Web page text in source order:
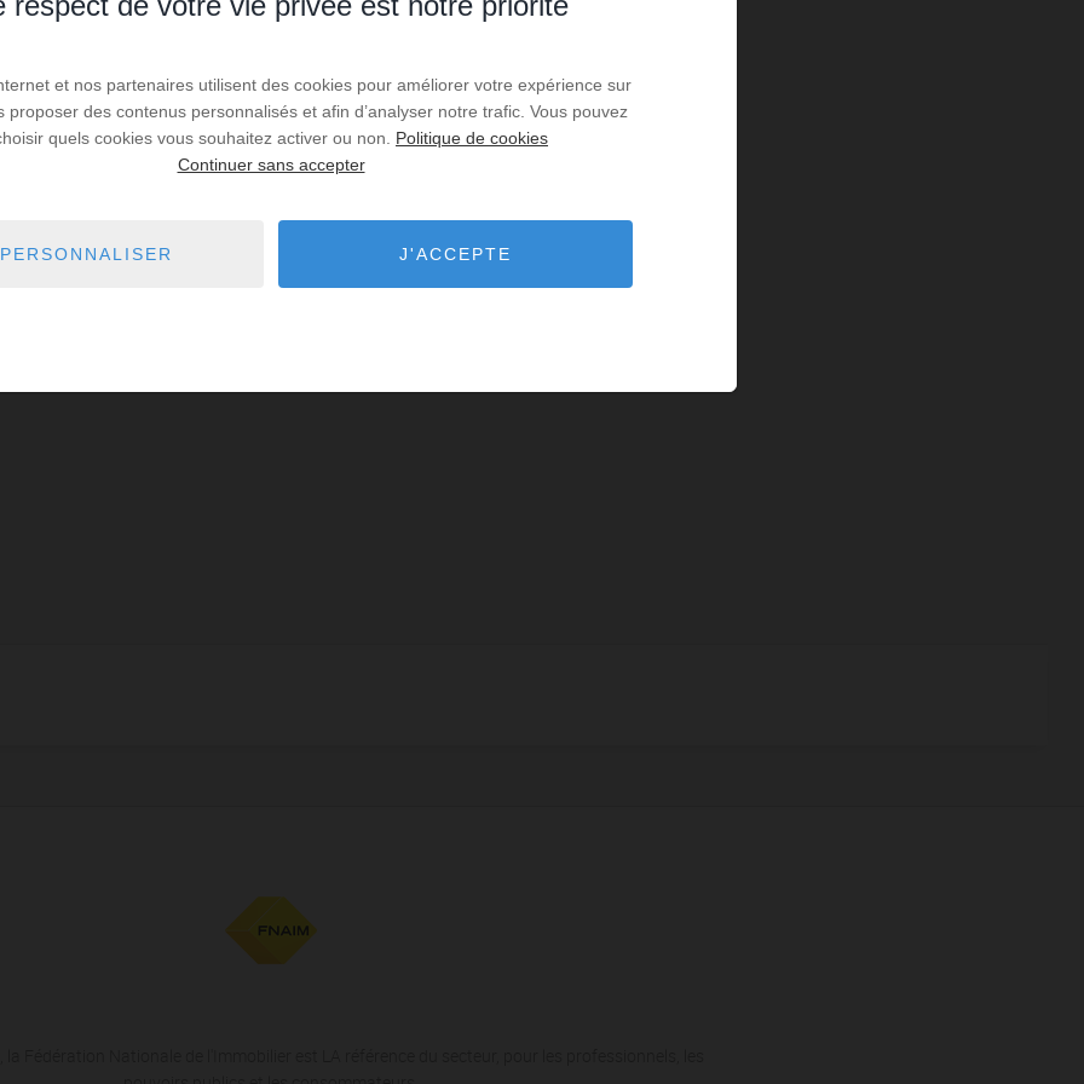
et nos partenaires utilisent des cookies pour améliorer votre expérience sur
proposer des contenus personnalisés et afin d’analyser notre trafic. Vous pouvez
quels cookies vous souhaitez activer ou non. Politique de cookies
Continuer sans accepter
PERSONNALISER J'ACCEPTE